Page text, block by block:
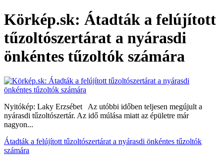
Körkép.sk: Átadták a felújított
tűzoltószertárat a nyárasdi
önkéntes tűzoltók számára
Nyitókép: Laky Erzsébet Az utóbbi időben teljesen megújult a
nyárasdi tűzoltószertár. Az idő múlása miatt az épületre már
nagyon...
Átadták a felújított tűzoltószertárat a nyárasdi önkéntes tűzoltók
számára